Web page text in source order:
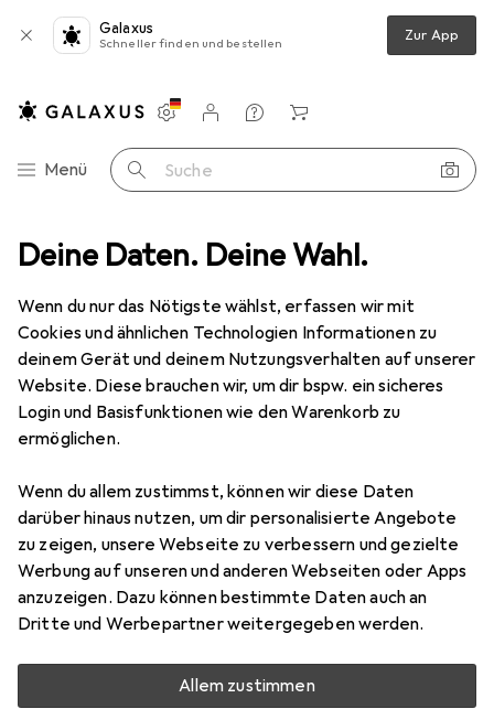
Deine Daten. Deine Wahl.
Wenn du nur das Nötigste wählst, erfassen wir mit
Cookies und ähnlichen Technologien Informationen zu
deinem Gerät und deinem Nutzungsverhalten auf unserer
Website. Diese brauchen wir, um dir bspw. ein sicheres
Login und Basisfunktionen wie den Warenkorb zu
ermöglichen.
Wenn du allem zustimmst, können wir diese Daten
darüber hinaus nutzen, um dir personalisierte Angebote
zu zeigen, unsere Webseite zu verbessern und gezielte
Werbung auf unseren und anderen Webseiten oder Apps
anzuzeigen. Dazu können bestimmte Daten auch an
Dritte und Werbepartner weitergegeben werden.
Allem zustimmen
Galaxus
Schneller finden und bestellen Zur App
Navigation nach Kategorien
Menü Suche
Einstellungen
Kundenkonto
Vergleichslisten
Merklisten
Warenkorb
Car Holder Produktbewertungen Auto Handy Halterung
EUR
10,26
JoyroomMechanical Car Holder
Bewertung für Joyroom Mechanical
Car Holder
AlexK1984
vor 2 Jahren
0